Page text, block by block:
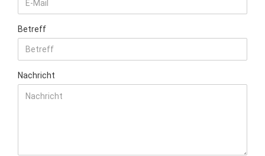
Betreff
Nachricht